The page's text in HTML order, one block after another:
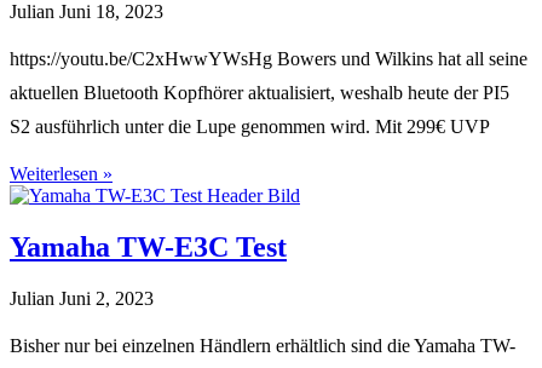
Julian Juni 18, 2023
https://youtu.be/C2xHwwYWsHg Bowers und Wilkins hat all seine
aktuellen Bluetooth Kopfhörer aktualisiert, weshalb heute der PI5
S2 ausführlich unter die Lupe genommen wird. Mit 299€ UVP
Weiterlesen »
Yamaha TW-E3C Test
Julian Juni 2, 2023
Bisher nur bei einzelnen Händlern erhältlich sind die Yamaha TW-